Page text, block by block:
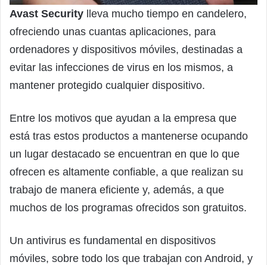
Avast Security lleva mucho tiempo en candelero,
ofreciendo unas cuantas aplicaciones, para
ordenadores y dispositivos móviles, destinadas a
evitar las infecciones de virus en los mismos, a
mantener protegido cualquier dispositivo.
Entre los motivos que ayudan a la empresa que
está tras estos productos a mantenerse ocupando
un lugar destacado se encuentran en que lo que
ofrecen es altamente confiable, a que realizan su
trabajo de manera eficiente y, además, a que
muchos de los programas ofrecidos son gratuitos.
Un antivirus es fundamental en dispositivos
móviles, sobre todo los que trabajan con Android, y